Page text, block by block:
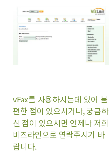
vFax를 사용하시는데 있어 불
편한 점이 있으시거나, 궁금하
신 점이 있으시면 언제나 저희
비즈라인으로 연락주시기 바
랍니다.